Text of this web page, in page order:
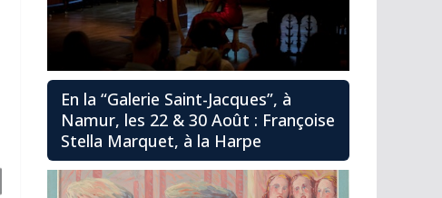
En la “Galerie Saint-Jacques”, à
Namur, les 22 & 30 Août : Françoise
Stella Marquet, à la Harpe